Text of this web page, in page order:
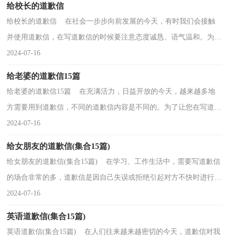
给校长的道歉信
给校长的道歉信 在社会一步步向前发展的今天，有时我们会接触
并使用道歉信，在写道歉信的时候要注意态度诚恳、语气温和。为了
让您在写道歉信时更加简单方便，以下是小编帮大家...
2024-07-16
给老婆的道歉信15篇
给老婆的道歉信15篇 在充满活力，日益开放的今天，越来越多地
方需要用到道歉信，不同的道歉信内容是不同的。为了让您在写道歉
信时更加简单方便，下面是小编为大家整理的给老婆的...
2024-07-16
给女朋友的道歉信(集合15篇)
给女朋友的道歉信(集合15篇) 在学习、工作生活中，需要写道歉信
的场合非常的多，道歉信是因自己失误或拒绝引起对方不快时进行赔
礼道歉的信函。那么，怎么去写道歉信呢？下面是小...
2024-07-16
英语道歉信(集合15篇)
英语道歉信(集合15篇) 在人们往来越来越密切的今天，道歉信对我